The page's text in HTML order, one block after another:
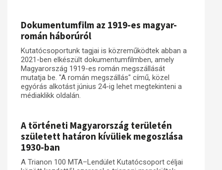
Dokumentumfilm az 1919-es magyar-
román háborúról
Kutatócsoportunk tagjai is közreműködtek abban a
2021-ben elkészült dokumentumfilmben, amely
Magyarország 1919-es román megszállását
mutatja be. "A román megszállás" című, közel
egyórás alkotást június 24-ig lehet megtekinteni a
médiaklikk oldalán.
A történeti Magyarország területén
született határon kívüliek megoszlása
1930-ban
A Trianon 100 MTA–Lendület Kutatócsoport céljai